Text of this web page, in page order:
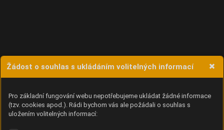
Žádost o souhlas s ukládáním volitelných informací
Pro základní fungování webu nepotřebujeme ukládat žádné informace
(tzv. cookies apod.). Rádi bychom vás ale požádali o souhlas s
uložením volitelných informací: